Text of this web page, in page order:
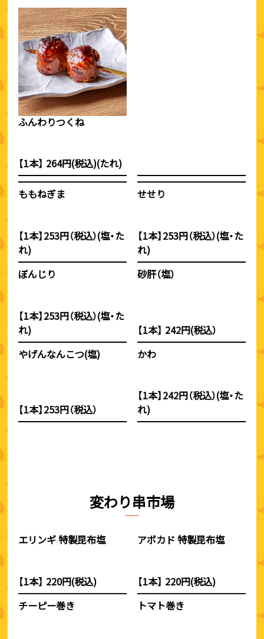
ふんわりつくね
【1本】 264円(税込)(たれ)
ももねぎま
【1本】253円（税込）(塩・た
れ)
せせり
【1本】253円（税込）(塩・た
れ)
ぼんじり
【1本】253円（税込）(塩・た
れ)
砂肝（塩）
【1本】 242円(税込）
やげんなんこつ(塩)
【1本】253円（税込）
かわ
【1本】242円（税込）(塩・た
れ)
変わり串市場
エリンギ 特製昆布塩
【1本】 220円(税込)
アボカド 特製昆布塩
【1本】 220円(税込)
チーピー巻き
トマト巻き